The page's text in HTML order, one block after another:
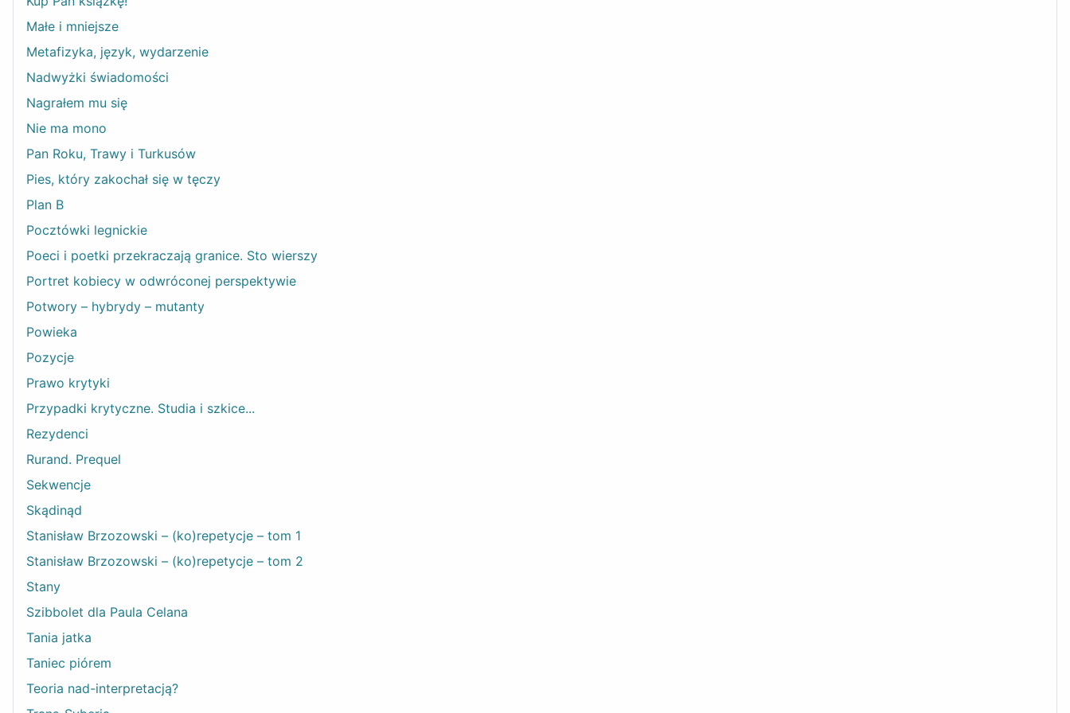
Małe i mniejsze
Metafizyka, język, wydarzenie
Nadwyżki świadomości
Nagrałem mu się
Nie ma mono
Pan Roku, Trawy i Turkusów
Pies, który zakochał się w tęczy
Plan B
Pocztówki legnickie
Poeci i poetki przekraczają granice. Sto wierszy
Portret kobiecy w odwróconej perspektywie
Potwory – hybrydy – mutanty
Powieka
Pozycje
Prawo krytyki
Przypadki krytyczne. Studia i szkice...
Rezydenci
Rurand. Prequel
Sekwencje
Skądinąd
Stanisław Brzozowski – (ko)repetycje – tom 1
Stanisław Brzozowski – (ko)repetycje – tom 2
Stany
Szibbolet dla Paula Celana
Tania jatka
Taniec piórem
Teoria nad-interpretacją?